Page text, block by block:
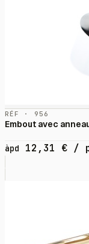
RÉF · 956
Embout avec
àpd 12,31 € /